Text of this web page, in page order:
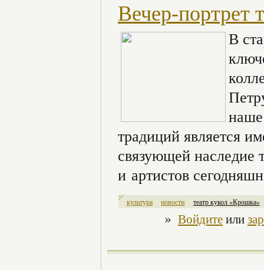
Вечер-портрет
В
традиций является
связующей наследие
и артистов
культура новости театр кукол «Крошка»
» Войдитеили